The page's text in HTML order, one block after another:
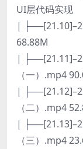
UI层代码实现
|
68.88M
|
（一）.mp4
|
（二）.mp4
|
（三）.mp4